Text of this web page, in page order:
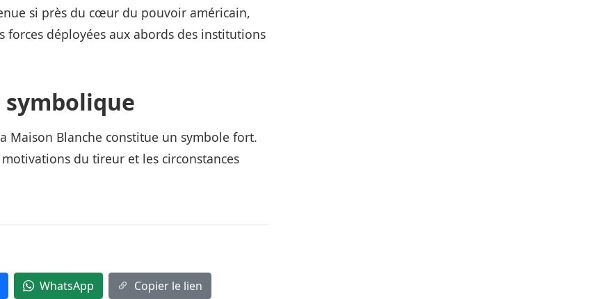
si près du cœur du pouvoir américain,
forces déployées aux abords des institutions
Maison Blanche constitue un symbole fort.
du tireur et les circonstances
WhatsApp Copier le lien